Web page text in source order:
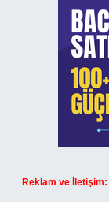
Reklam ve İletişim: